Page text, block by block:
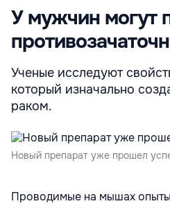
У мужчин могут
Ученые исследуют
который изначально
раком.
Новый препарат уже прошел
Проводимые на мышах опыты